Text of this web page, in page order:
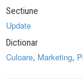
Sectiune
Update
Dictionar
Culoare, Marketing,